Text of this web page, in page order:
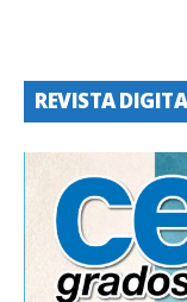
REVISTA